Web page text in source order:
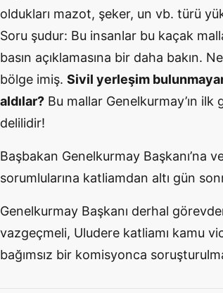
oldukları mazot, şeker, un vb. türü
Soru şudur: Bu insanlar bu kaçak
basın açıklamasına bir daha bakın.
bölge imiş. Sivil yerleşim
aldılar? Bu mallar Genelkurmay’ın
delilidir!
Başbakan Genelkurmay Başkanı’na
sorumlularına katliamdan altı gün
Genelkurmay Başkanı derhal
vazgeçmeli, Uludere katliamı kamu
bağımsız bir komisyonca